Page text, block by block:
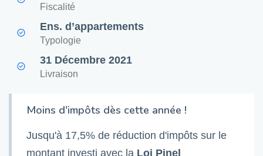
Fiscalité
Ens. d’appartements
Typologie
31 Décembre 2021
Livraison
Moins d'impôts dès cette année !
Jusqu'à 17,5% de réduction d'impôts sur le
montant investi avec la Loi Pinel